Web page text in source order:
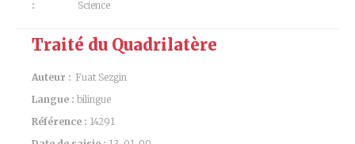
:
Science
Traité du Quadrilatère
Auteur : Fuat Sezgin
Langue : bilingue
Référence : 14291